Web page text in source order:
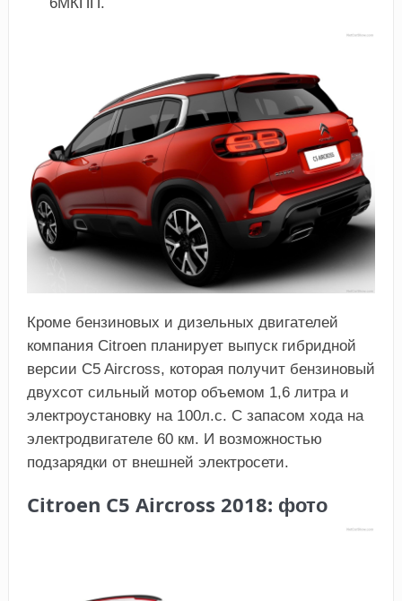
Кроме бензиновых и дизельных двигателей
компания Citroen планирует выпуск гибридной
версии C5 Aircross, которая получит бензиновый
двухсот сильный мотор объемом 1,6 литра и
электроустановку на 100л.с. С запасом хода на
электродвигателе 60 км. И возможностью
подзарядки от внешней электросети.
Citroen C5 Aircross 2018: фото